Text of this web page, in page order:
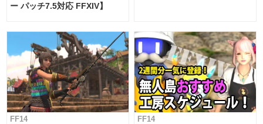
ー パッチ7.5対応 FFXIV】
FF14 FF14